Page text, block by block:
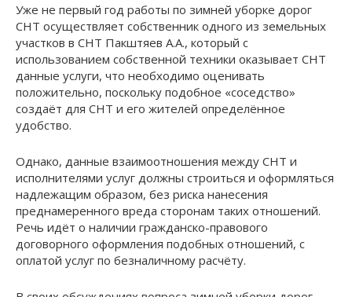
Уже не первый год работы по зимней уборке дорог
СНТ осуществляет собственник одного из земельных
участков в СНТ Пакштяев А.А., который с
использованием собственной техники оказывает СНТ
данные услуги, что необходимо оценивать
положительно, поскольку подобное «соседство»
создаёт для СНТ и его жителей определённое
удобство.
Однако, данные взаимоотношения между СНТ и
исполнителями услуг должны строиться и оформляться
надлежащим образом, без риска нанесения
преднамеренного вреда сторонам таких отношений.
Речь идёт о наличии гражданско-правового
договорного оформления подобных отношений, с
оплатой услуг по безналичному расчёту.